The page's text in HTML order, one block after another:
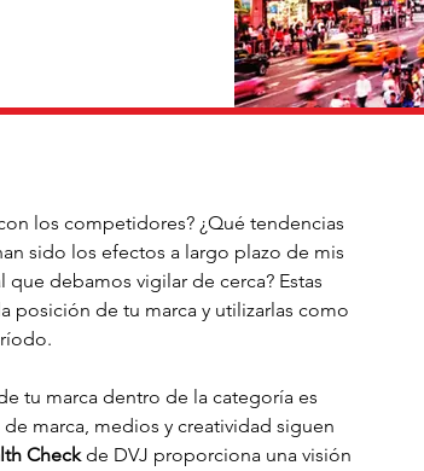
los competidores? ¿Qué tendencias
sido los efectos a largo plazo de mis
debamos vigilar de cerca? Estas
posición de tu marca y utilizarlas como
tu marca dentro de la categoría es
marca, medios y creatividad siguen
Check de DVJ proporciona una visión